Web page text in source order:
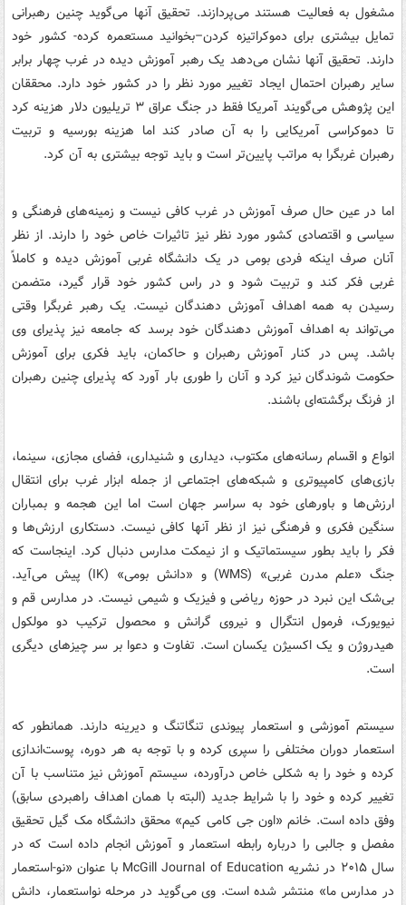
مشغول به فعالیت هستند می‌پردازند. تحقیق آنها می‌گوید چنین رهبرانی
تمایل بیشتری برای دموکراتیزه کردن–بخوانید مستعمره کرده- کشور خود
دارند. تحقیق آنها نشان می‌دهد یک رهبر آموزش دیده در غرب چهار برابر
سایر رهبران احتمال ایجاد تغییر مورد نظر را در کشور خود دارد. محققان
این پژوهش می‌گویند آمریکا فقط در جنگ عراق ۳ تریلیون دلار هزینه کرد
تا دموکراسی آمریکایی را به آن صادر کند اما هزینه بورسیه و تربیت
رهبران غربگرا به مراتب پایین‌تر است و باید توجه بیشتری به آن کرد.
اما در عین حال صرف آموزش در غرب کافی نیست و زمینه‌های فرهنگی و
سیاسی و اقتصادی کشور مورد نظر نیز تاثیرات خاص خود را دارند. از نظر
آنان صرف اینکه فردی بومی در یک دانشگاه غربی آموزش دیده و کاملاً
غربی فکر کند و تربیت شود و در راس کشور خود قرار گیرد، متضمن
رسیدن به همه اهداف آموزش دهندگان نیست. یک رهبر غربگرا وقتی
می‌تواند به اهداف آموزش دهندگان خود برسد که جامعه نیز پذیرای وی
باشد. پس در کنار آموزش رهبران و حاکمان، باید فکری برای آموزش
حکومت شوندگان نیز کرد و آنان را طوری بار آورد که پذیرای چنین رهبران
از فرنگ برگشته‌ای باشند.
انواع و اقسام رسانه‌های مکتوب، دیداری و شنیداری، فضای مجازی، سینما،
بازی‌های کامپیوتری و شبکه‌های اجتماعی از جمله ابزار غرب برای انتقال
ارزش‌ها و باورهای خود به سراسر جهان است اما این هجمه و بمباران
سنگین فکری و فرهنگی نیز از نظر آنها کافی نیست. دستکاری ارزش‌ها و
فکر را باید بطور سیستماتیک و از نیمکت مدارس دنبال کرد. اینجاست که
جنگ «علم مدرن غربی» (WMS) و «دانش بومی» (IK) پیش می‌آید.
بی‌شک این نبرد در حوزه ریاضی و فیزیک و شیمی نیست. در مدارس قم و
نیویورک، فرمول انتگرال و نیروی گرانش و محصول ترکیب دو مولکول
هیدروژن و یک اکسیژن یکسان است. تفاوت و دعوا بر سر چیزهای دیگری
است.
سیستم آموزشی و استعمار پیوندی تنگاتنگ و دیرینه دارند. همانطور که
استعمار دوران مختلفی را سپری کرده و با توجه به هر دوره، پوست‌اندازی
کرده و خود را به شکلی خاص درآورده، سیستم آموزش نیز متناسب با آن
تغییر کرده و خود را با شرایط جدید (البته با همان اهداف راهبردی سابق)
وفق داده است. خانم «اون جی کامی کیم» محقق دانشگاه مک گیل تحقیق
مفصل و جالبی را درباره رابطه استعمار و آموزش انجام داده است که در
سال ۲۰۱۵ در نشریه McGill Journal of Education با عنوان «نو-استعمار
در مدارس ما» منتشر شده است. وی می‌گوید در مرحله نواستعمار، دانش